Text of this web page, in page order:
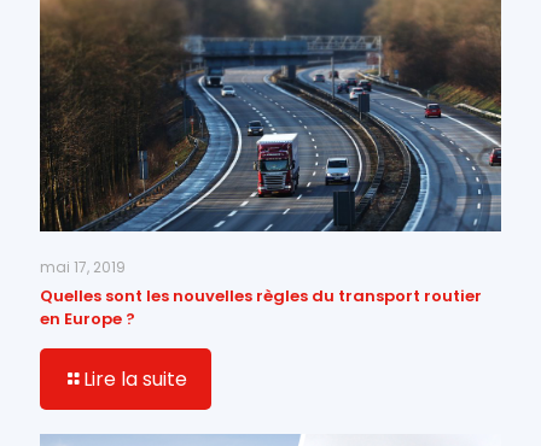
mai 17, 2019
Quelles sont les nouvelles règles du transport routier
en Europe ?
Lire la suite